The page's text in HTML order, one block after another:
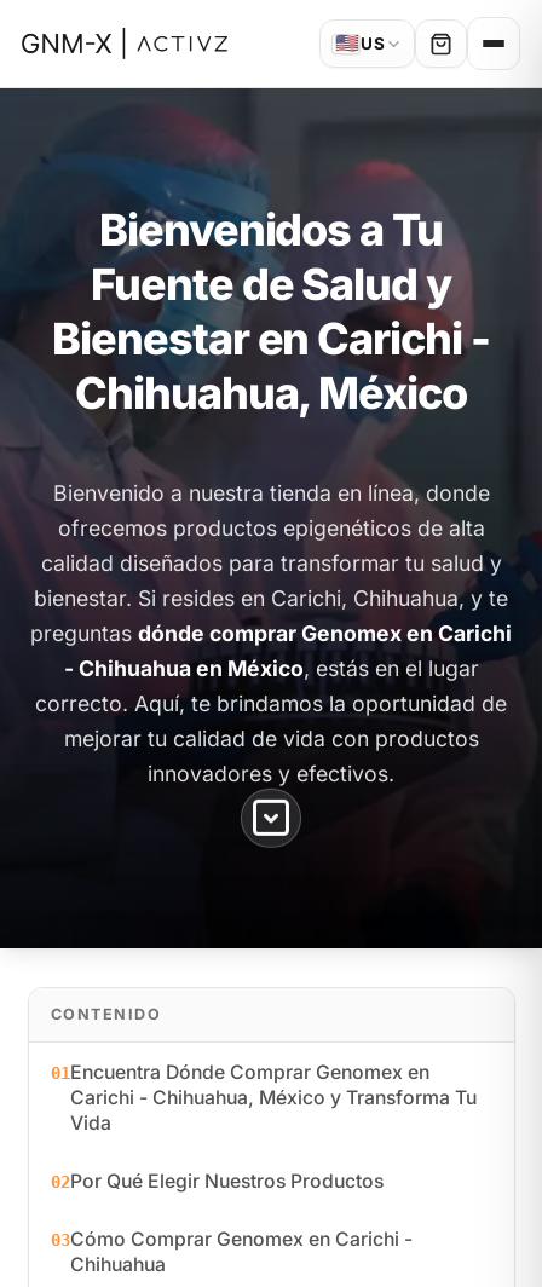
🇺🇸US
Bienvenidos a Tu
Fuente de Salud y
Bienestar en Carichi -
Chihuahua, México
Bienvenido a nuestra tienda en línea, donde
ofrecemos productos epigenéticos de alta
calidad diseñados para transformar tu salud y
bienestar. Si resides en Carichi, Chihuahua, y te
preguntas dónde comprar Genomex en Carichi
- Chihuahua en México, estás en el lugar
correcto. Aquí, te brindamos la oportunidad de
mejorar tu calidad de vida con productos
innovadores y efectivos.
CONTENIDO
01Encuentra Dónde Comprar Genomex en
Carichi - Chihuahua, México y Transforma Tu
Vida
02Por Qué Elegir Nuestros Productos
03Cómo Comprar Genomex en Carichi -
Chihuahua